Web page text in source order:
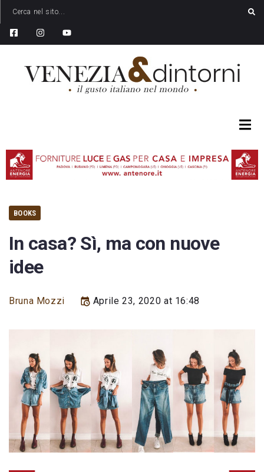
BOOKS
In casa? Sì, ma con nuove
idee
Bruna Mozzi Aprile 23, 2020 at 16:48